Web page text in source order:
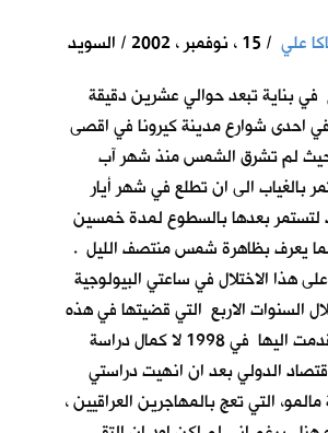
علي / 15 ، نوفمبر ، 2002 / السويد
في بناية تبعد حوالي عشرين دقيقة
احدى شوارع مدينة كيرونا في اقصى
لم تشرق الشمس منذ شهر آب
بالغياب الى ان تطلع في شهر أيار
لتستمر بعدها بالسطوع لمدة خمسين
يعرف بظاهرة شمس منتصف الليل .
هذا الاختلال في ساعتي البيولوجية
السنوات الاربع التي قضيتها في هذه
المدينة. حيث قدمت اليها في 1998 لا كمال دراسة
الدولي بعد ان انهيت دراستي
التي تعج بالمهاجرين العراقيين ،